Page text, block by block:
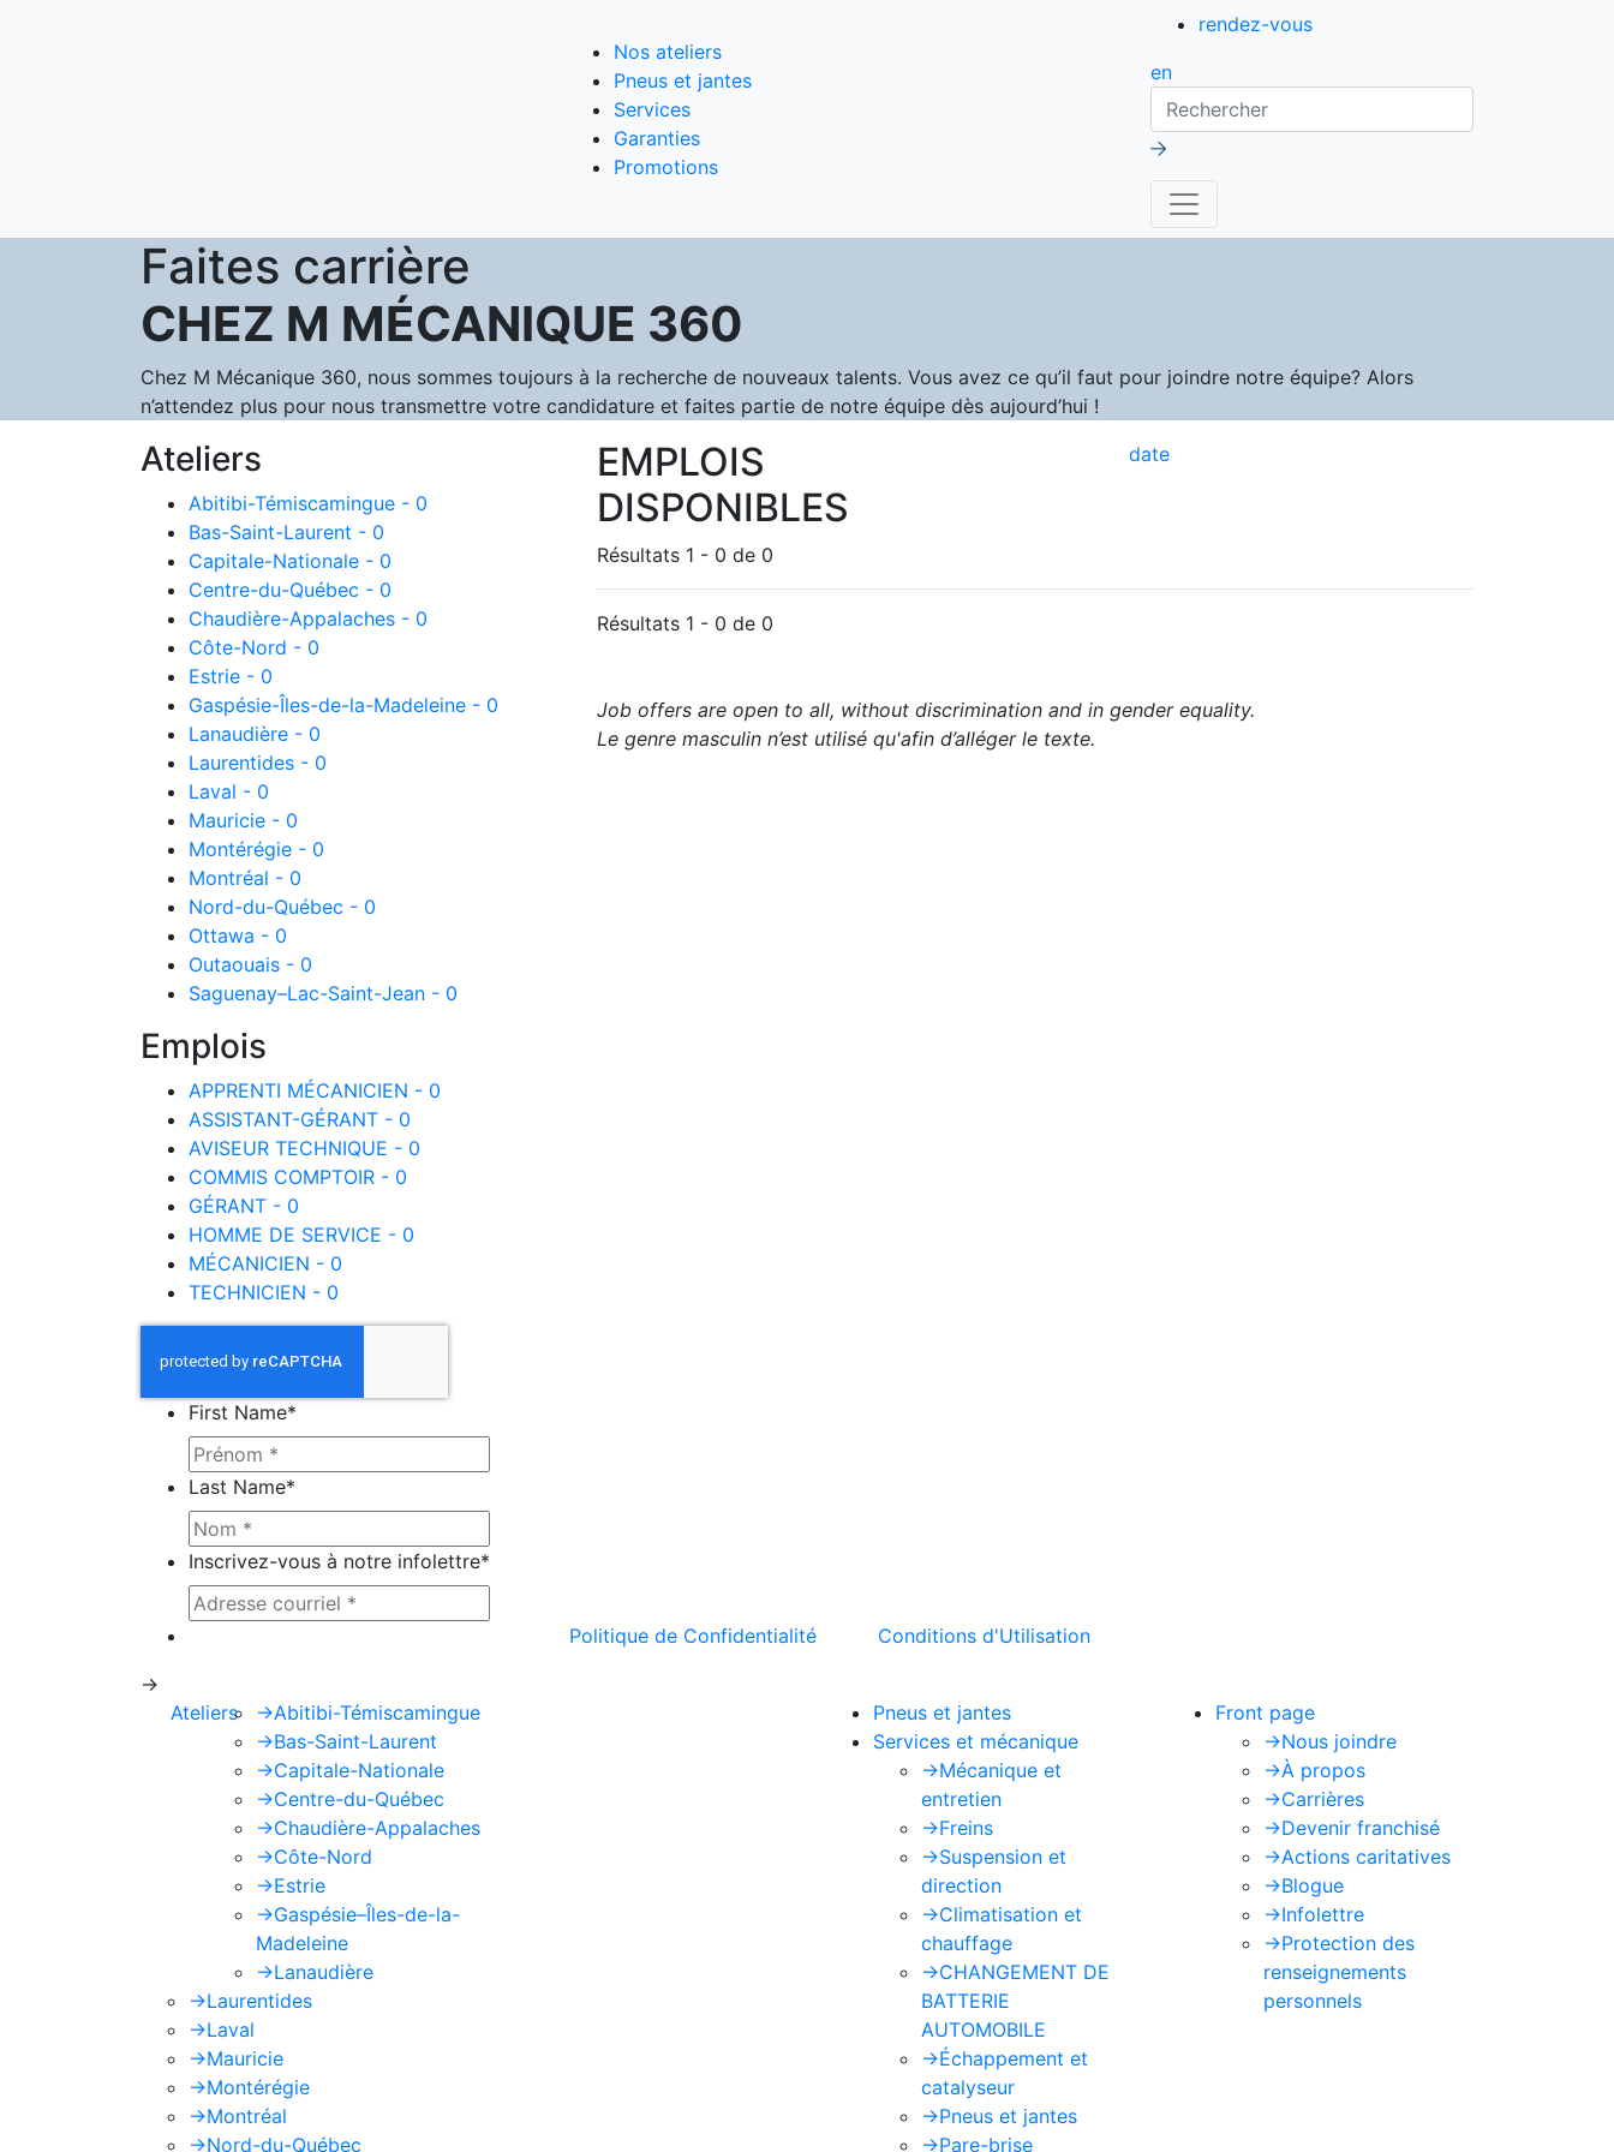
Nos ateliers
Pneus et jantes
Services
Garanties
Promotions
rendez-vous
en
Rechercher
Faites carrière
CHEZ M MÉCANIQUE 360
Chez M Mécanique 360, nous sommes toujours à la recherche de nouveaux talents. Vous avez ce qu’il faut pour joindre notre équipe? Alors
n’attendez plus pour nous transmettre votre candidature et faites partie de notre équipe dès aujourd’hui !
Ateliers
Abitibi-Témiscamingue - 0
Bas-Saint-Laurent - 0
Capitale-Nationale - 0
Centre-du-Québec - 0
Chaudière-Appalaches - 0
Côte-Nord - 0
Estrie - 0
Gaspésie-Îles-de-la-Madeleine - 0
Lanaudière - 0
Laurentides - 0
Laval - 0
Mauricie - 0
Montérégie - 0
Montréal - 0
Nord-du-Québec - 0
Ottawa - 0
Outaouais - 0
Saguenay–Lac-Saint-Jean - 0
Emplois
APPRENTI MÉCANICIEN - 0
ASSISTANT-GÉRANT - 0
AVISEUR TECHNIQUE - 0
COMMIS COMPTOIR - 0
GÉRANT - 0
HOMME DE SERVICE - 0
MÉCANICIEN - 0
TECHNICIEN - 0
EMPLOIS
DISPONIBLES
Résultats 1 - 0 de 0
date
Résultats 1 - 0 de 0
Job offers are open to all, without discrimination and in gender equality.
Le genre masculin n’est utilisé qu'afin d’alléger le texte.
First Name*
Last Name*
Inscrivez-vous à notre infolettre*
Politique de Confidentialité Conditions d'Utilisation
->
Ateliers
->Abitibi-Témiscamingue
->Bas-Saint-Laurent
->Capitale-Nationale
->Centre-du-Québec
->Chaudière-Appalaches
->Côte-Nord
->Estrie
->Gaspésie–Îles-de-la-
Madeleine
->Lanaudière
->Laurentides
->Laval
->Mauricie
->Montérégie
->Montréal
->Nord-du-Québec
Pneus et jantes
Services et mécanique
->Mécanique et
entretien
->Freins
->Suspension et
direction
->Climatisation et
chauffage
->CHANGEMENT DE
BATTERIE
AUTOMOBILE
->Échappement et
catalyseur
->Pneus et jantes
->Pare-brise
Front page
->Nous joindre
->À propos
->Carrières
->Devenir franchisé
->Actions caritatives
->Blogue
->Infolettre
->Protection des
renseignements
personnels